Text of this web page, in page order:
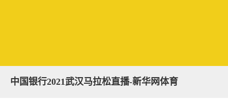
中国银行2021武汉马拉松直播-新华网体育